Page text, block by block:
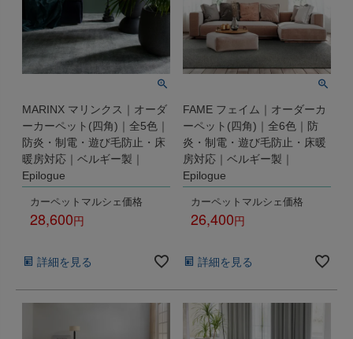
MARINX マリンクス｜オーダ
ーカーペット(四角)｜全5色｜
防炎・制電・遊び毛防止・床
暖房対応｜ベルギー製｜
Epilogue
カーペットマルシェ価格
28,600
詳細を見る
FAME フェイム｜オーダーカ
ーペット(四角)｜全6色｜防
炎・制電・遊び毛防止・床暖
房対応｜ベルギー製｜
Epilogue
カーペットマルシェ価格
26,400
詳細を見る